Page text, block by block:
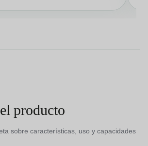
producto
sobre características, uso y capacidades